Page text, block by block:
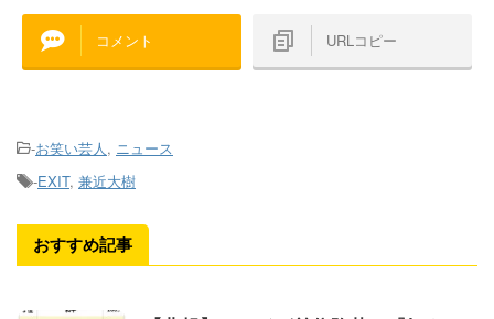
コメント URLコピー
-お笑い芸人, ニュース
-EXIT, 兼近大樹
おすすめ記事